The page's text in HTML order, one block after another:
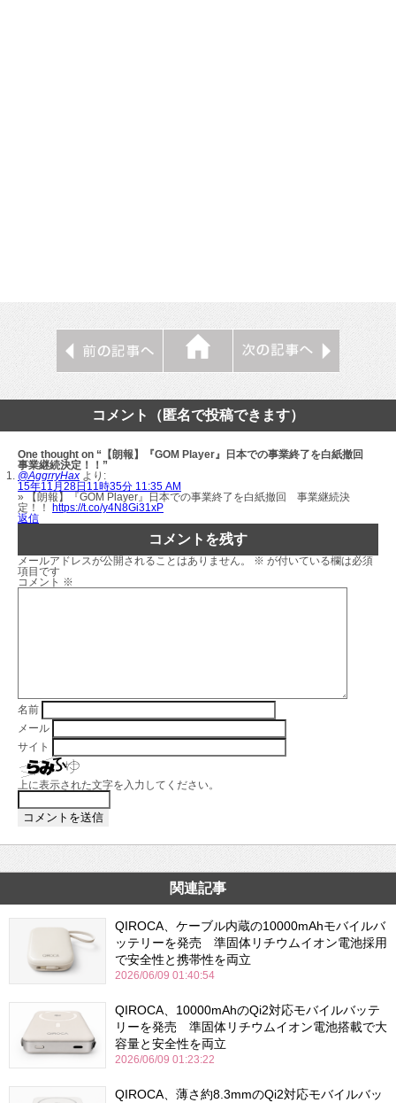
コメント（匿名で投稿できます）
One thought on “【朗報】『GOM Player』日本での事業終了を白紙撤回
事業継続決定！！”
@AggrryHax より:
15年11月28日11時35分 11:35 AM
» 【朗報】『GOM Player』日本での事業終了を白紙撤回 事業継続決
定！！ https://t.co/y4N8Gi31xP
返信
コメントを残す
メールアドレスが公開されることはありません。 ※ が付いている欄は必須
項目です
コメント ※
名前
メール
サイト
上に表示された文字を入力してください。
関連記事
QIROCA、ケーブル内蔵の10000mAhモバイルバ
ッテリーを発売 準固体リチウムイオン電池採用
で安全性と携帯性を両立
2026/06/09 01:40:54
QIROCA、10000mAhのQi2対応モバイルバッテ
リーを発売 準固体リチウムイオン電池搭載で大
容量と安全性を両立
2026/06/09 01:23:22
QIROCA、薄さ約8.3mmのQi2対応モバイルバッ